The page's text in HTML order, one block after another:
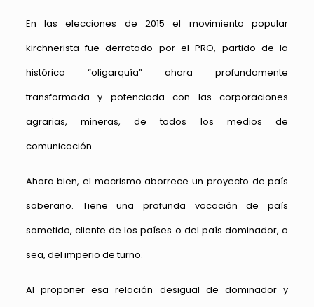
En las elecciones de 2015 el movimiento popular
kirchnerista fue derrotado por el PRO, partido de la
histórica “oligarquía” ahora profundamente
transformada y potenciada con las corporaciones
agrarias, mineras, de todos los medios de
comunicación.
Ahora bien, el macrismo aborrece un proyecto de país
soberano. Tiene una profunda vocación de país
sometido, cliente de los países o del país dominador, o
sea, del imperio de turno.
Al proponer esa relación desigual de dominador y